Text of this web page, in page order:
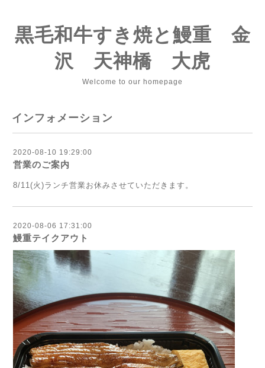
黒毛和牛すき焼と鰻重 金
沢 天神橋 大虎
Welcome to our homepage
インフォメーション
2020-08-10 19:29:00
営業のご案内
8/11(火)ランチ営業お休みさせていただきます。
2020-08-06 17:31:00
鰻重テイクアウト